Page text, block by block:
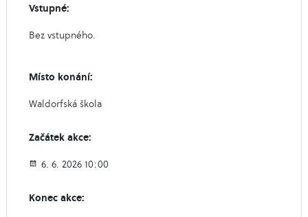
Vstupné:
Bez vstupného.
Místo konání:
Waldorfská škola
Začátek akce:
6. 6. 2026 10:00
Konec akce: